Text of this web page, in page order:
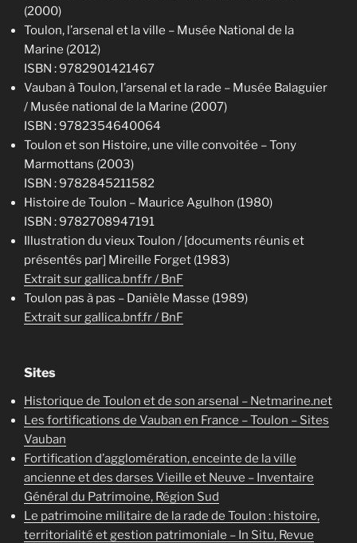
(2000)
Toulon, l’arsenal et la ville – Musée National de la
Marine (2012)
ISBN : 9782901421467
Vauban à Toulon, l’arsenal et la rade – Musée Balaguier
/ Musée national de la Marine (2007)
ISBN : 9782354640064
Toulon et son Histoire, une ville convoitée – Tony
Marmottans (2003)
ISBN : 9782845211582
Histoire de Toulon – Maurice Agulhon (1980)
ISBN : 9782708947191
Illustration du vieux Toulon / [documents réunis et
présentés par] Mireille Forget (1983)
Extrait sur gallica.bnf.fr / BnF
Toulon pas à pas – Danièle Masse (1989)
Extrait sur gallica.bnf.fr / BnF
Sites
Historique de Toulon et de son arsenal – Netmarine.net
Les fortifications de Vauban en France – Toulon – Sites
Vauban
Fortification d’agglomération, enceinte de la ville
ancienne et des darses Vieille et Neuve – Inventaire
Général du Patrimoine, Région Sud
Le patrimoine militaire de la rade de Toulon : histoire,
territorialité et gestion patrimoniale – In Situ, Revue